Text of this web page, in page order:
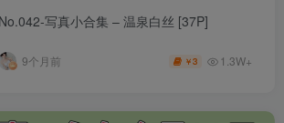
No.042-写真小合集 – 温泉白丝 [37P]
9个月前 ￥3 1.3W+